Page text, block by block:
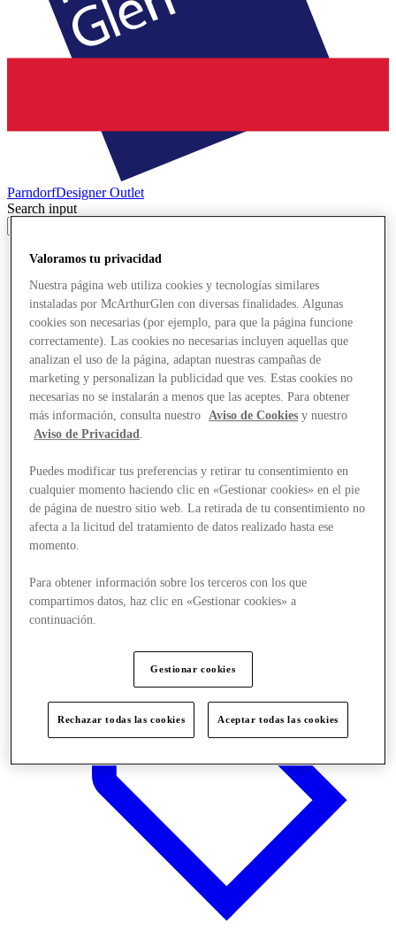
ParndorfDesigner Outlet
Search input
Stores
Valoramos tu privacidad
Nuestra página web utiliza cookies y tecnologías similares
instaladas por McArthurGlen con diversas finalidades. Algunas
cookies son necesarias (por ejemplo, para que la página funcione
correctamente). Las cookies no necesarias incluyen aquellas que
analizan el uso de la página, adaptan nuestras campañas de
marketing y personalizan la publicidad que ves. Estas cookies no
necesarias no se instalarán a menos que las aceptes. Para obtener
más información, consulta nuestro
Aviso de Cookies y nuestro
Aviso de Privacidad
Puedes modificar tus preferencias y retirar tu consentimiento en
cualquier momento haciendo clic en «Gestionar cookies» en el pie
de página de nuestro sitio web. La retirada de tu consentimiento no
afecta a la licitud del tratamiento de datos realizado hasta ese
momento.
Para obtener información sobre los terceros con los que
compartimos datos, haz clic en «Gestionar cookies» a
continuación.
Gestionar cookies
Rechazar todas las cookies Aceptar todas las cookies